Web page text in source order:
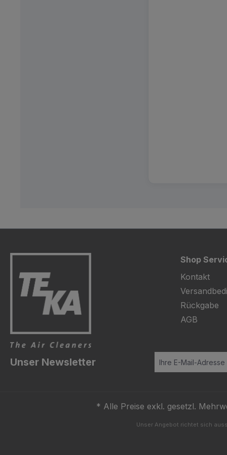
Shop
Kontakt
Rückgabe
AGB
Unser Newsletter
* Alle Preise exkl. gesetzl.
Unser Angebot richtet sich